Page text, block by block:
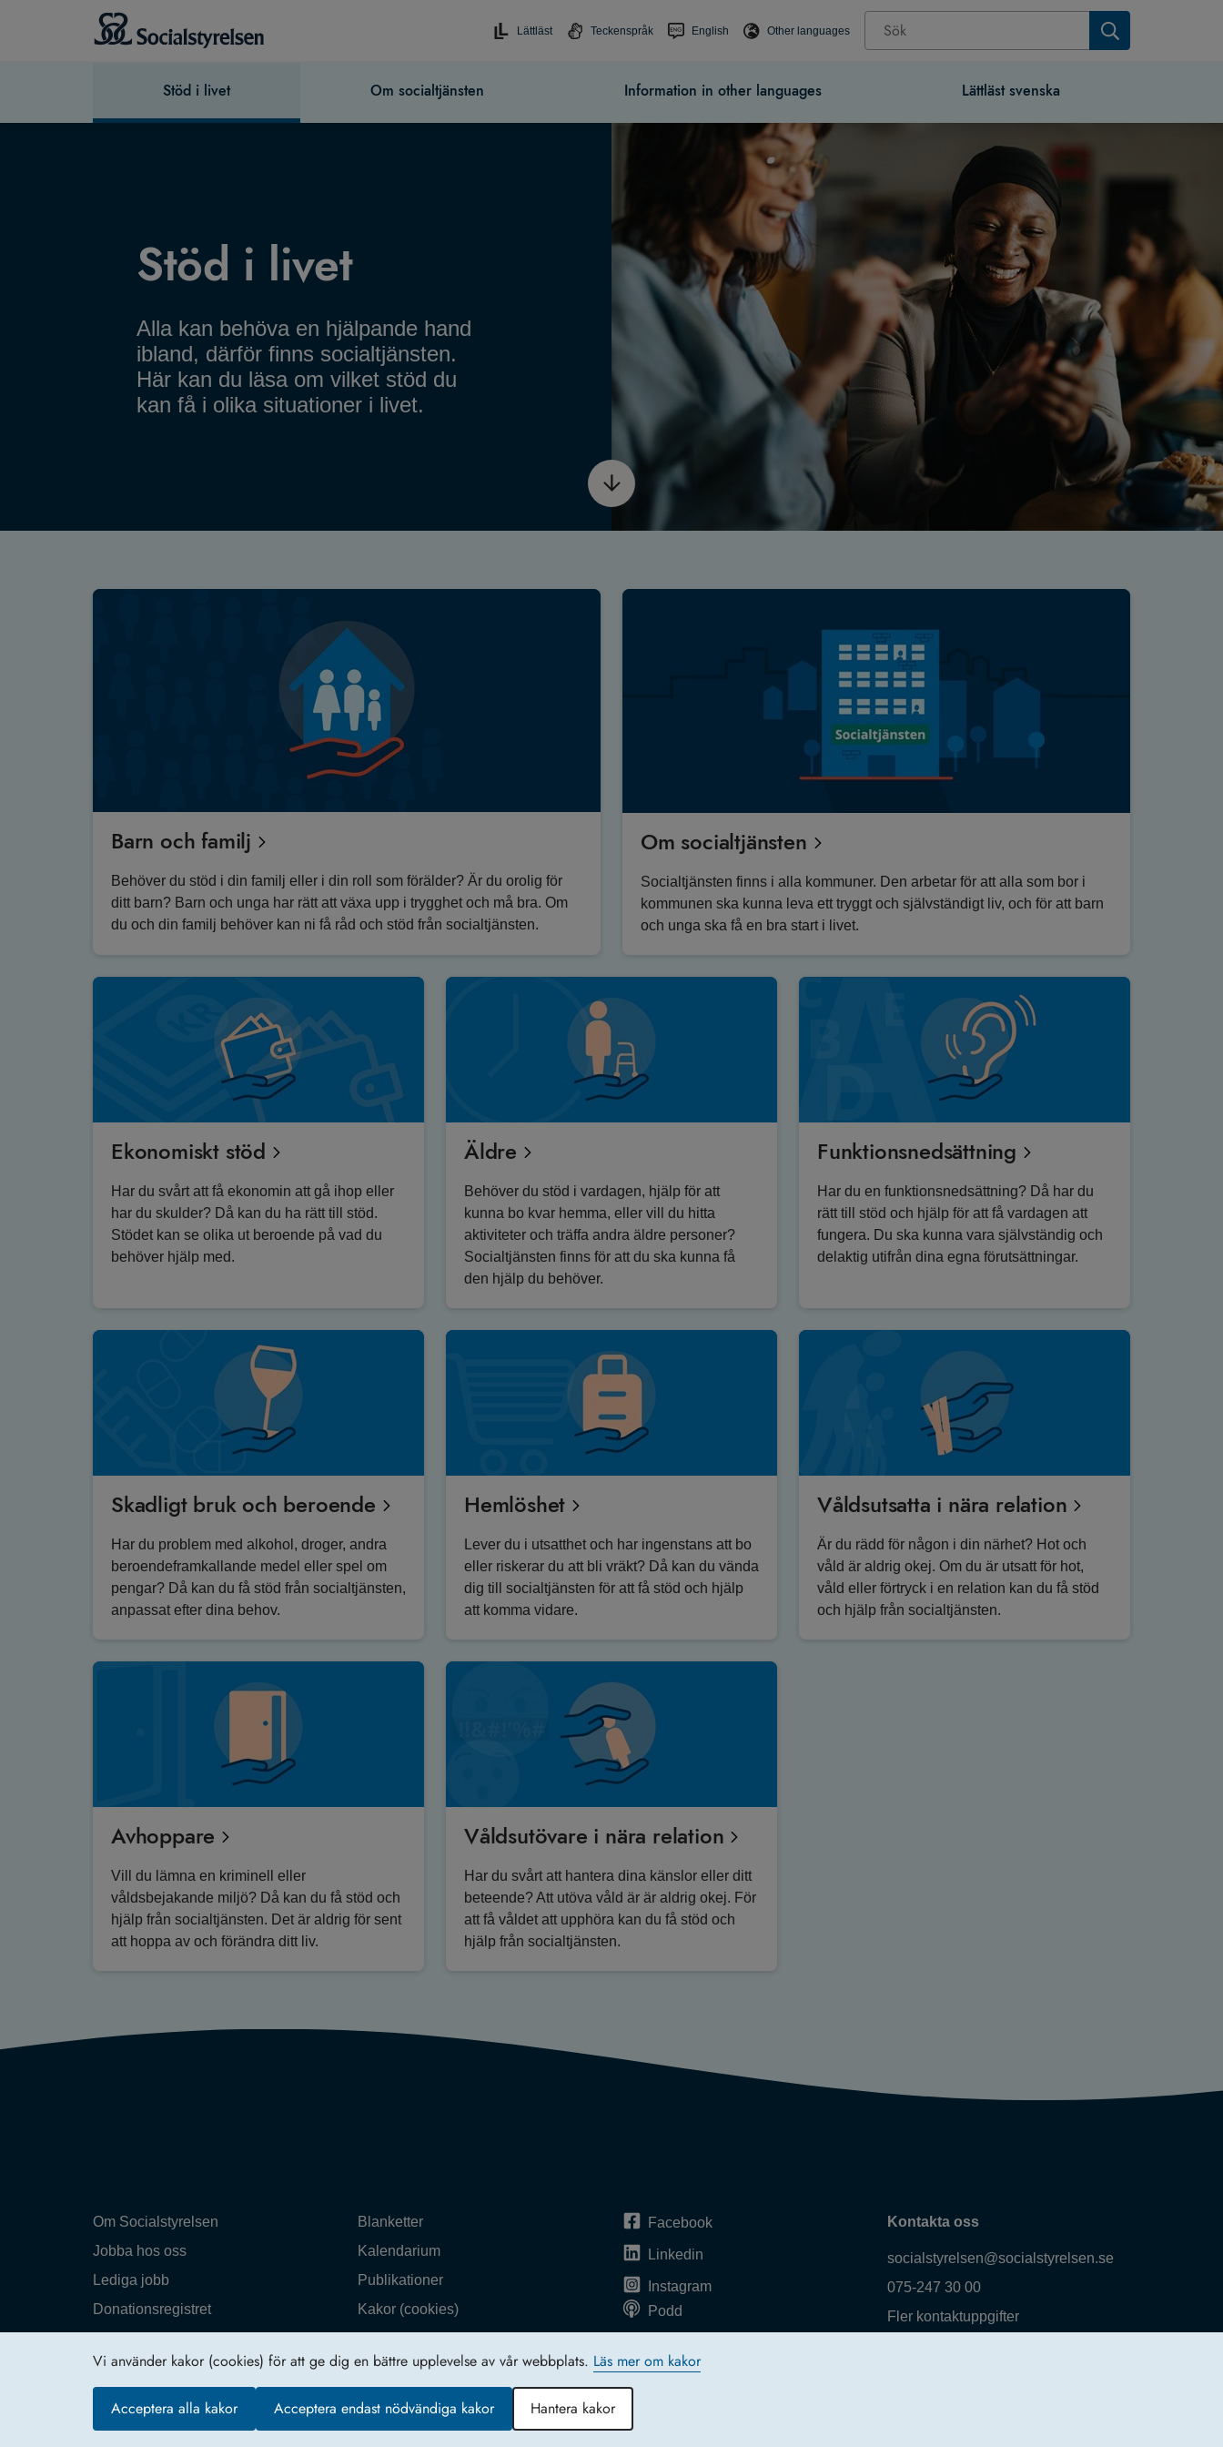
Vi använder kakor (cookies) för att ge dig en bättre upplevelse av vår webbplats. Läs mer om kakor
Acceptera alla kakor Acceptera endast nödvändiga kakor Hantera kakor
Lättläst Teckenspråk English Other languages
Stöd i livet Om socialtjänsten Information in other languages Lättläst svenska
Stöd i livet
Alla kan behöva en hjälpande hand
ibland, därför finns socialtjänsten.
Här kan du läsa om vilket stöd du
kan få i olika situationer i livet.
Barn och familj
Behöver du stöd i din familj eller i din roll som förälder? Är du orolig för
ditt barn? Barn och unga har rätt att växa upp i trygghet och må bra. Om
du och din familj behöver kan ni få råd och stöd från socialtjänsten.
Om socialtjänsten
Socialtjänsten finns i alla kommuner. Den arbetar för att alla som bor i
kommunen ska kunna leva ett tryggt och självständigt liv, och för att barn
och unga ska få en bra start i livet.
Ekonomiskt stöd
Har du svårt att få ekonomin att gå ihop eller
har du skulder? Då kan du ha rätt till stöd.
Stödet kan se olika ut beroende på vad du
behöver hjälp med.
Äldre
Behöver du stöd i vardagen, hjälp för att
kunna bo kvar hemma, eller vill du hitta
aktiviteter och träffa andra äldre personer?
Socialtjänsten finns för att du ska kunna få
den hjälp du behöver.
Funktionsnedsättning
Har du en funktionsnedsättning? Då har du
rätt till stöd och hjälp för att få vardagen att
fungera. Du ska kunna vara självständig och
delaktig utifrån dina egna förutsättningar.
Skadligt bruk och beroende
Har du problem med alkohol, droger, andra
beroendeframkallande medel eller spel om
pengar? Då kan du få stöd från socialtjänsten,
anpassat efter dina behov.
Hemlöshet
Lever du i utsatthet och har ingenstans att bo
eller riskerar du att bli vräkt? Då kan du vända
dig till socialtjänsten för att få stöd och hjälp
att komma vidare.
Våldsutsatta i nära relation
Är du rädd för någon i din närhet? Hot och
våld är aldrig okej. Om du är utsatt för hot,
våld eller förtryck i en relation kan du få stöd
och hjälp från socialtjänsten.
Avhoppare
Vill du lämna en kriminell eller
våldsbejakande miljö? Då kan du få stöd och
hjälp från socialtjänsten. Det är aldrig för sent
att hoppa av och förändra ditt liv.
Våldsutövare i nära relation
Har du svårt att hantera dina känslor eller ditt
beteende? Att utöva våld är är aldrig okej. För
att få våldet att upphöra kan du få stöd och
hjälp från socialtjänsten.
Om Socialstyrelsen
Jobba hos oss
Lediga jobb
Donationsregistret
Pressrum
Krisberedskap
Blanketter
Kalendarium
Publikationer
Kakor (cookies)
Webbkarta
Facebook
Linkedin
Instagram
Podd
Kontakta oss
socialstyrelsen@socialstyrelsen.se
075-247 30 00
Fler kontaktuppgifter